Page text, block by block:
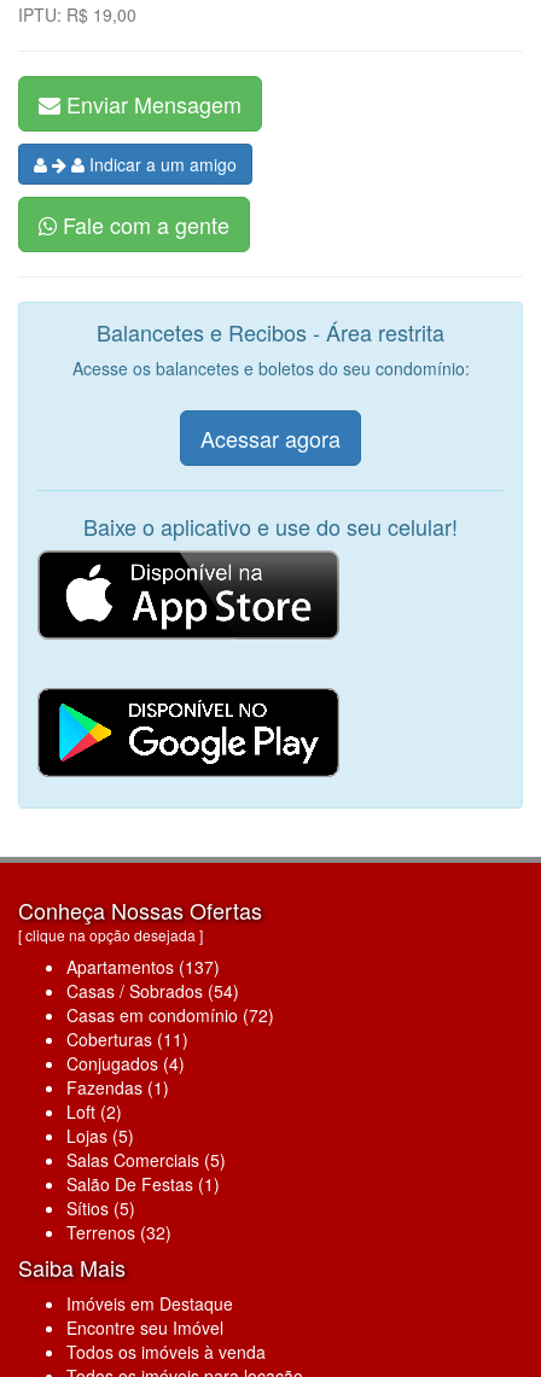
IPTU: R$ 19,00
Enviar Mensagem
Indicar a um amigo
Fale com a gente
Balancetes e Recibos - Área restrita
Acesse os balancetes e boletos do seu condomínio:
Acessar agora
Baixe o aplicativo e use do seu celular!
Conheça Nossas Ofertas
[ clique na opção desejada ]
Apartamentos (137)
Casas / Sobrados (54)
Casas em condomínio (72)
Coberturas (11)
Conjugados (4)
Fazendas (1)
Loft (2)
Lojas (5)
Salas Comerciais (5)
Salão De Festas (1)
Sítios (5)
Terrenos (32)
Saiba Mais
Imóveis em Destaque
Encontre seu Imóvel
Todos os imóveis à venda